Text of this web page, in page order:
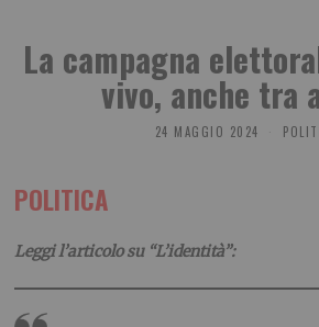
La campagna
vivo, anche tra
24 MAGGIO 2024
POLITICA
Leggi l’articolo su “L’identità”: